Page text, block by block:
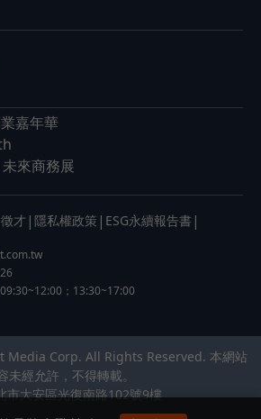
嘉年華
來商務展
徵才 | 隱私權政策 | ESG永續報告書 |
；13:30~17:00
Media Corp. All Rights Reserved. 本網站
未經允許，不得轉載。
市大安區光復南路102號9樓